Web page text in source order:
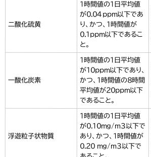
二酸化硫黄
１時間値の１日平均値
が0.04ppm以下であ
り、かつ、1時間値が
0.1ppm以下であるこ
と。
一酸化炭素
１時間値の１日平均値
が10ppm以下であり、
かつ、1時間値の8時間
平均値が20ppm以下
であること。
浮遊粒子状物質
１時間値の１日平均値
が0.10mg/ｍ３以下で
あり、かつ、1時間値が
0.20 mg/ｍ３以下で